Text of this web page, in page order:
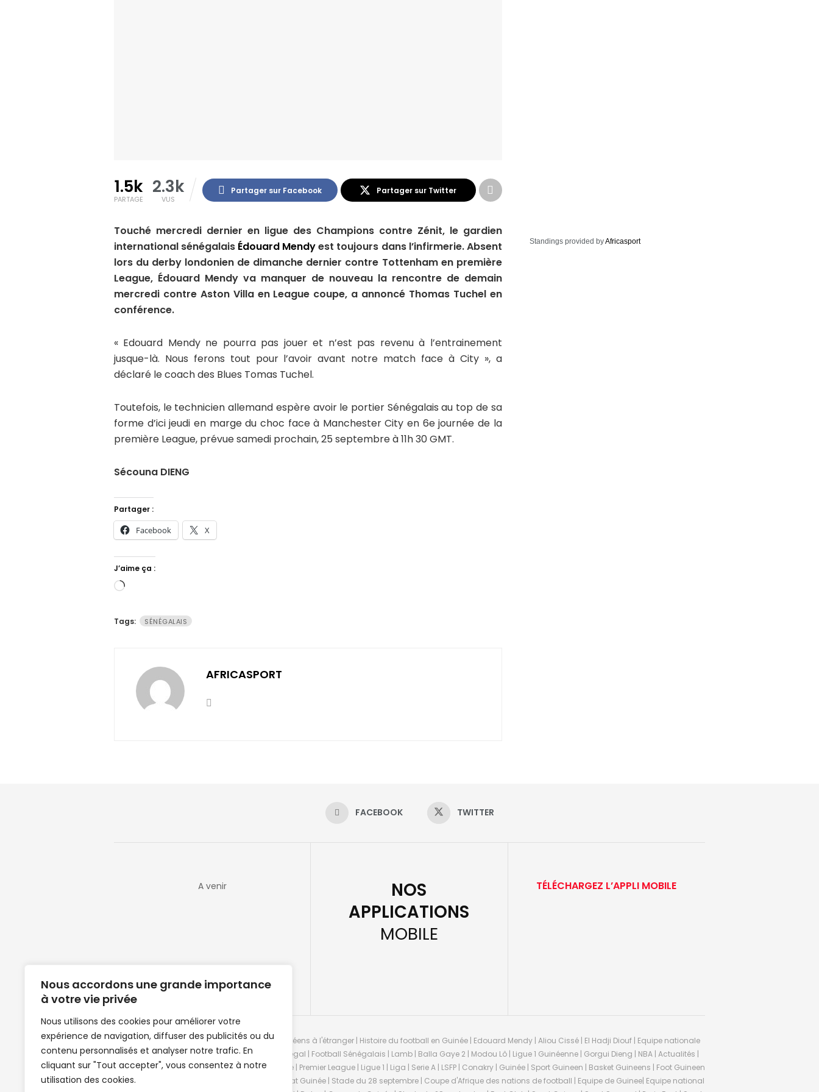
Nous accordons une grande importance
à votre vie privée
Nous utilisons des cookies pour améliorer votre
expérience de navigation, diffuser des publicités ou du
contenu personnalisés et analyser notre trafic. En
cliquant sur "Tout accepter", vous consentez à notre
utilisation des cookies.
1.5k
PARTAGE
2.3k
VUS
Partager sur Facebook Partager sur Twitter
Touché mercredi dernier en ligue des Champions contre Zénit, le gardien
international sénégalais Édouard Mendyest toujours dans l’infirmerie. Absent
lors du derby londonien de dimanche dernier contre Tottenham en première
League, Édouard Mendy va manquer de nouveau la rencontre de demain
mercredi contre Aston Villa en League coupe, a annoncé Thomas Tuchel en
conférence.
« Edouard Mendy ne pourra pas jouer et n’est pas revenu à l’entrainement
jusque-là. Nous ferons tout pour l’avoir avant notre match face à City », a
déclaré le coach des Blues Tomas Tuchel.
Toutefois, le technicien allemand espère avoir le portier Sénégalais au top de sa
forme d’ici jeudi en marge du choc face à Manchester City en 6e journée de la
première League, prévue samedi prochain, 25 septembre à 11h 30 GMT.
Sécouna DIENG
Partager :
Facebook X
J’aime ça :
Chargement…
Tags: SÉNÉGALAIS
AFRICASPORT
Standings provided byAfricasport
FACEBOOK TWITTER
A venir
NOS
APPLICATIONS
MOBILE
TÉLÉCHARGEZ L’APPLI MOBILE
Clubs de football en Guinée | Footballeurs guinéens à l'étranger | Histoire du football en Guinée | Edouard Mendy | Aliou Cissé | El Hadji Diouf | Equipe nationale
de Guinée de football | Mercato | Lions du Sénégal | Football Sénégalais | Lamb | Balla Gaye 2 | Modou Lô | Ligue 1 Guinéenne | Gorgui Dieng | NBA | Actualités |
News | Match en direct | But | Actualité au Guinée | Premier League | Ligue 1 | Liga | Serie A | LSFP | Conakry | Guinée | Sport Guineen | Basket Guineens | Foot Guineen
| Handball Guinee | Match Guinee | Championnat Guinée | Stade du 28 septembre | Coupe d'Afrique des nations de football | Equipe de Guinee| Equipe national